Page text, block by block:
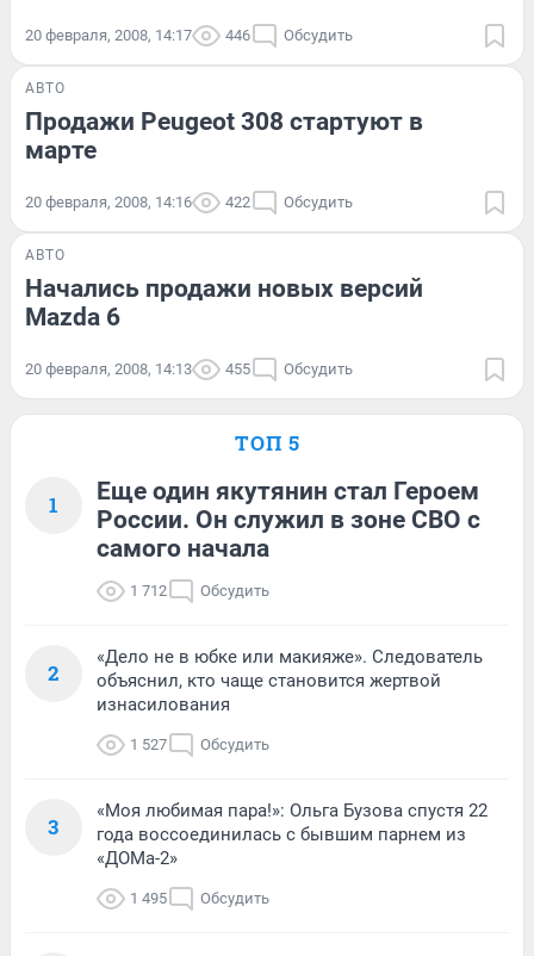
20 февраля, 2008, 14:17 446 Обсудить
АВТО
Продажи Peugeot 308 стартуют в
марте
20 февраля, 2008, 14:16 422 Обсудить
АВТО
Начались продажи новых версий
Mazda 6
20 февраля, 2008, 14:13 455 Обсудить
ТОП 5
1
Еще один якутянин стал Героем
России. Он служил в зоне СВО с
самого начала
1 712 Обсудить
2
«Дело не в юбке или макияже». Следователь
объяснил, кто чаще становится жертвой
изнасилования
1 527 Обсудить
3
«Моя любимая пара!»: Ольга Бузова спустя 22
года воссоединилась с бывшим парнем из
«ДОМа-2»
1 495 Обсудить